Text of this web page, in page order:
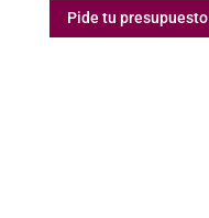
Pide tu presupuesto